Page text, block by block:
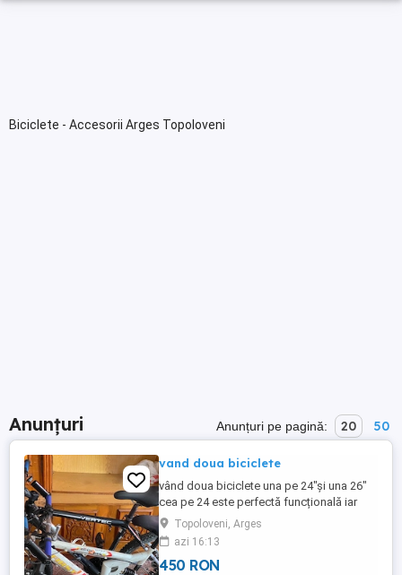
Biciclete - Accesorii Arges Topoloveni
Anunțuri Anunțuri pe pagină: 20 50
vand doua biciclete
vând doua biciclete una pe 24"și una 26"
cea pe 24 este perfectă funcțională iar
cealaltă are nevoie de roata spate și frâna
dar în rest este funcțională și așa cum
este în momentul de față.
Topoloveni, Arges
azi 16:13
450 RON